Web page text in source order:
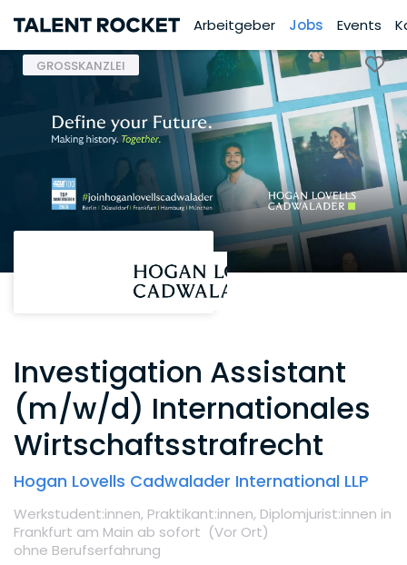
Arbeitgeber Jobs Events
GROSSKANZLEI
Investigation Assistant
(m/w/d) Internationales
Wirtschaftsstrafrecht
Hogan Lovells Cadwalader International LLP
Werkstudent:innen, Praktikant:innen, Diplomjurist:innen in
Frankfurt am Main ab sofort (Vor Ort)
ohne Berufserfahrung